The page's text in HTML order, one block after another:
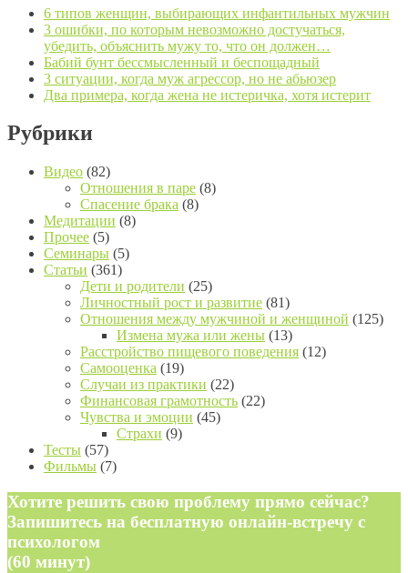
6 типов женщин, выбирающих инфантильных мужчин
3 ошибки, по которым невозможно достучаться,
убедить, объяснить мужу то, что он должен…
Бабий бунт бессмысленный и беспощадный
3 ситуации, когда муж агрессор, но не абьюзер
Два примера, когда жена не истеричка, хотя истерит
Рубрики
Видео (82)
Отношения в паре (8)
Спасение брака (8)
Медитации (8)
Прочее (5)
Семинары (5)
Статьи (361)
Дети и родители (25)
Личностный рост и развитие (81)
Отношения между мужчиной и женщиной (125)
Измена мужа или жены (13)
Расстройство пищевого поведения (12)
Самооценка (19)
Случаи из практики (22)
Финансовая грамотность (22)
Чувства и эмоции (45)
Страхи (9)
Тесты (57)
Фильмы (7)
Хотите решить свою проблему прямо сейчас?
Запишитесь на бесплатную онлайн-встречу с
психологом
(60 минут)